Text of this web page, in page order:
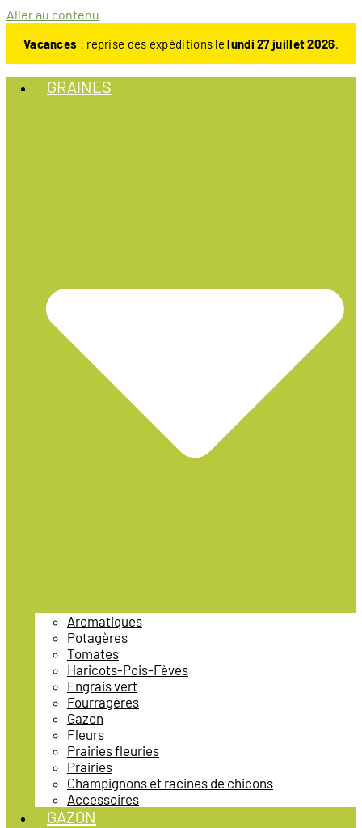
Aller au contenu
Vacances : reprise des expéditions lelundi 27 juillet 2026.
GRAINES
Aromatiques
Potagères
Tomates
Haricots-Pois-Fèves
Engrais vert
Fourragères
Gazon
Fleurs
Prairies fleuries
Prairies
Champignons et racines de chicons
Accessoires
GAZON